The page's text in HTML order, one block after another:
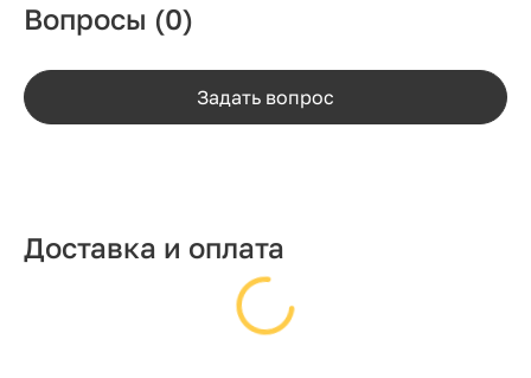
Вопросы (0)
Задать вопрос
Доставка и оплата